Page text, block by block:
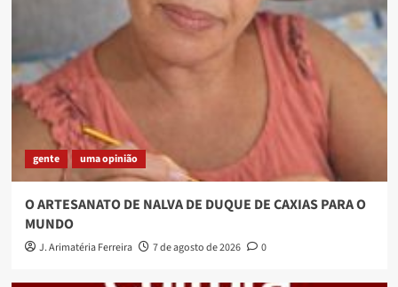
gente uma opinião
O ARTESANATO DE NALVA DE DUQUE DE CAXIAS PARA O
MUNDO
J. Arimatéria Ferreira 7 de agosto de 2026 0